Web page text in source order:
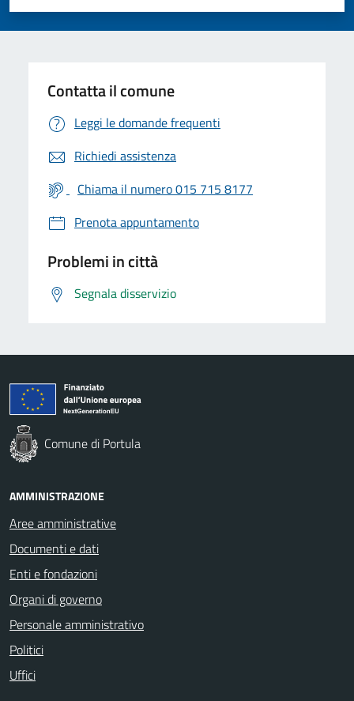
Valuta 5 stelle su 5
Valuta 4 stelle su 5
Valuta 3 stelle su 5
Valuta 2 stelle su 5
Valuta 1 stelle su 5
Contatta il comune
Leggi le domande frequenti
Richiedi assistenza
Chiama il numero 015 715 8177
Prenota appuntamento
Problemi in città
Segnala disservizio
Comune di Portula
AMMINISTRAZIONE
Aree amministrative
Documenti e dati
Enti e fondazioni
Organi di governo
Personale amministrativo
Politici
Uffici